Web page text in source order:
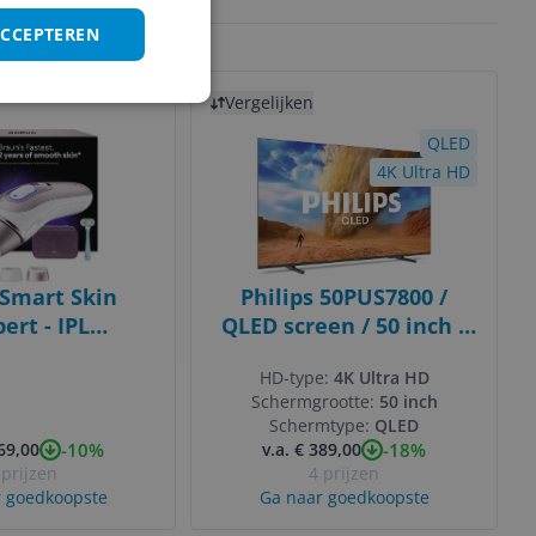
Heldere prijzen
Skin
- IPL
Gratis App -
Koppen
-10%
goedkoopste
Vergelijken
QLED
4K Ultra HD
Philips 50PUS7800 /
QLED screen / 50 inch /
HD-type: 4K Ultra HD
Schermgrootte: 50 inch
Schermtype: QLED
v.a. € 389,00
-18%
4 prijzen
Ga naar goedkoopste